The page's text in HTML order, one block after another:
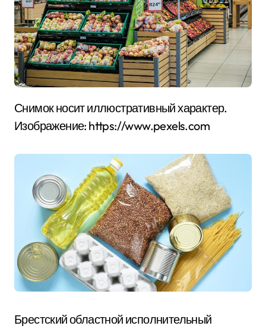
Снимок носит иллюстративный характер.
Изображение: https://www.pexels.com
Брестский областной исполнительный